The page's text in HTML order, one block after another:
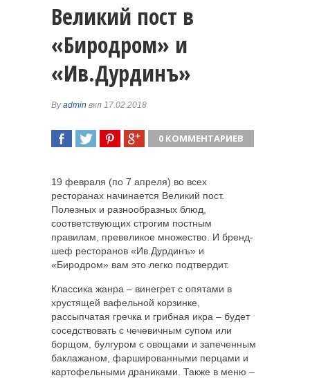
Великий пост в
«Биродром» и
«Ив.Дурдинъ»
Byadmin вкл 17.02.2018
0 КОММЕНТАРИЕВ
19 февраля (по 7 апреля) во всех
ресторанах начинается Великий пост.
Полезных и разнообразных блюд,
соответствующих строгим постным
правилам, превеликое множество. И бренд-
шеф ресторанов «Ив.Дурдинъ» и
«Биродром» вам это легко подтвердит.
Классика жанра – винегрет с опятами в
хрустящей вафельной корзинке,
рассыпчатая гречка и грибная икра – будет
соседствовать с чечевичным супом или
борщом, булгуром с овощами и запеченным
баклажаном, фаршированными перцами и
картофельными драниками. Также в меню –